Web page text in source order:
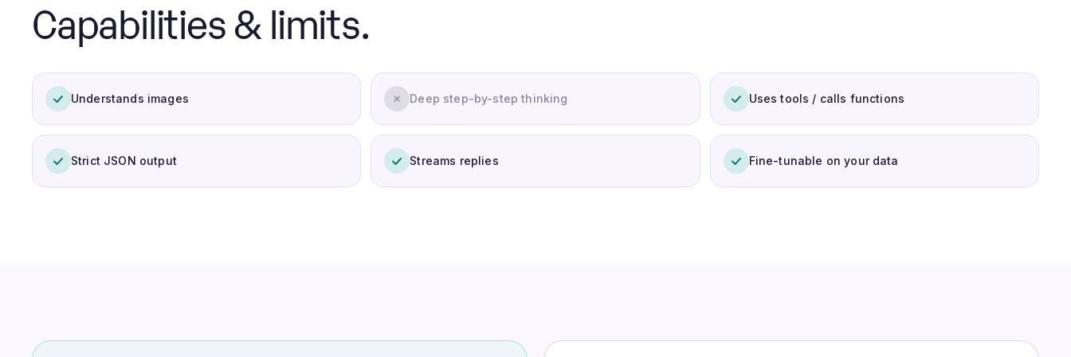
Capabilities & limits.
Understands images Deep step-by-step thinking Uses tools / calls functions
Strict JSON output Streams replies Fine-tunable on your data